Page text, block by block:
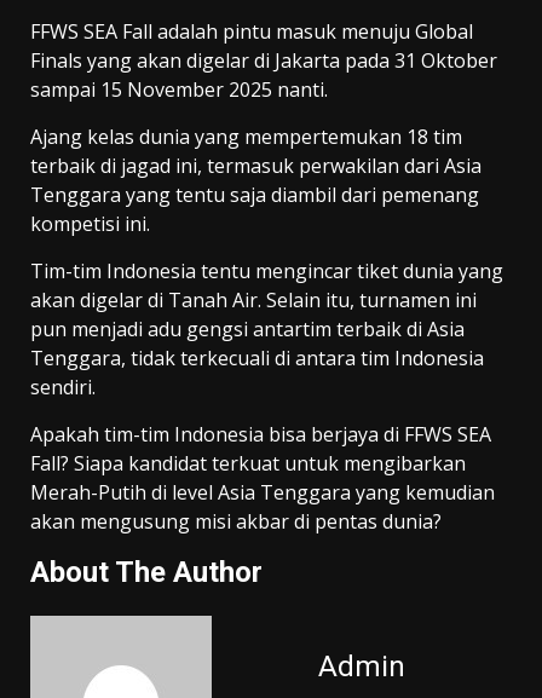
FFWS SEA Fall adalah pintu masuk menuju Global
Finals yang akan digelar di Jakarta pada 31 Oktober
sampai 15 November 2025 nanti.
Ajang kelas dunia yang mempertemukan 18 tim
terbaik di jagad ini, termasuk perwakilan dari Asia
Tenggara yang tentu saja diambil dari pemenang
kompetisi ini.
Tim-tim Indonesia tentu mengincar tiket dunia yang
akan digelar di Tanah Air. Selain itu, turnamen ini
pun menjadi adu gengsi antartim terbaik di Asia
Tenggara, tidak terkecuali di antara tim Indonesia
sendiri.
Apakah tim-tim Indonesia bisa berjaya di FFWS SEA
Fall? Siapa kandidat terkuat untuk mengibarkan
Merah-Putih di level Asia Tenggara yang kemudian
akan mengusung misi akbar di pentas dunia?
About The Author
Admin